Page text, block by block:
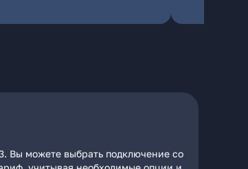
Вы можете выбрать подключение со